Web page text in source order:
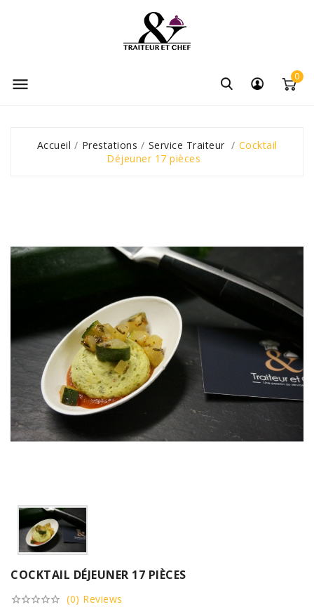
 0
Accueil Prestations Service Traiteur
Cocktail
Déjeuner 17 pièces
COCKTAIL DÉJEUNER 17 PIÈCES
 (0) Reviews